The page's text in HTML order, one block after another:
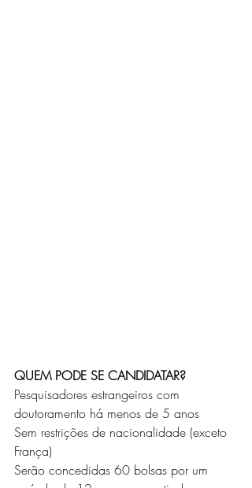
QUEM PODE SE CANDIDATAR?
Pesquisadores estrangeiros com
doutoramento há menos de 5 anos
Sem restrições de nacionalidade (exceto
França)
Serão concedidas 60 bolsas por um